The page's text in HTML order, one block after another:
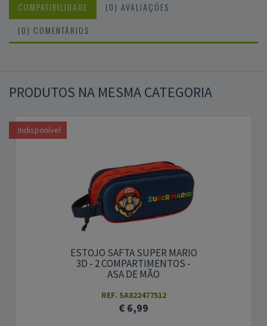
COMPATIBILIDADE
(0) AVALIAÇÕES
(0) COMENTÁRIOS
PRODUTOS NA MESMA CATEGORIA
Indisponível
ESTOJO SAFTA SUPER MARIO
3D - 2 COMPARTIMENTOS -
ASA DE MÃO
REF. SA822477512
€ 6,99